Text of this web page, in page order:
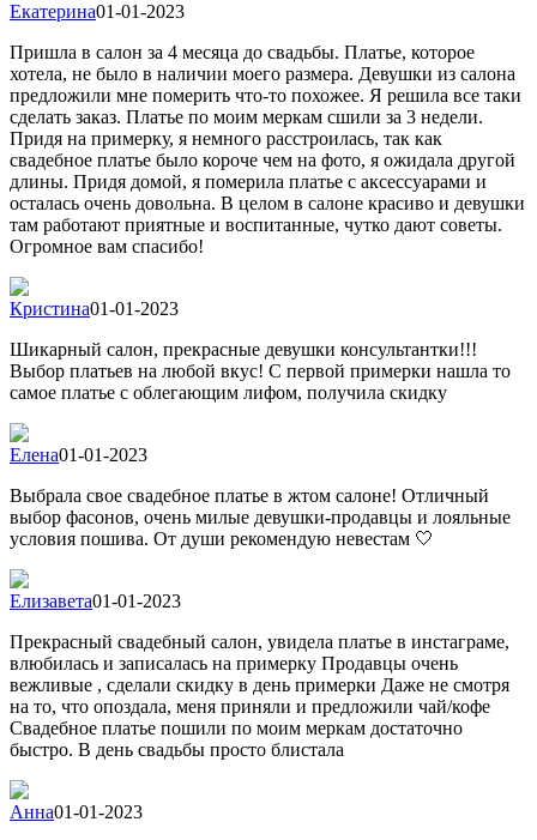
Екатерина01-01-2023
Пришла в салон за 4 месяца до свадьбы. Платье, которое
хотела, не было в наличии моего размера. Девушки из салона
предложили мне померить что-то похожее. Я решила все таки
сделать заказ. Платье по моим меркам сшили за 3 недели.
Придя на примерку, я немного расстроилась, так как
свадебное платье было короче чем на фото, я ожидала другой
длины. Придя домой, я померила платье с аксессуарами и
осталась очень довольна. В целом в салоне красиво и девушки
там работают приятные и воспитанные, чутко дают советы.
Огромное вам спасибо!
Кристина01-01-2023
Шикарный салон, прекрасные девушки консультантки!!!
Выбор платьев на любой вкус! С первой примерки нашла то
самое платье с облегающим лифом, получила скидку
Елена01-01-2023
Выбрала свое свадебное платье в жтом салоне! Отличный
выбор фасонов, очень милые девушки-продавцы и лояльные
условия пошива. От души рекомендую невестам 🤍
Елизавета01-01-2023
Прекрасный свадебный салон, увидела платье в инстаграме,
влюбилась и записалась на примерку Продавцы очень
вежливые , сделали скидку в день примерки Даже не смотря
на то, что опоздала, меня приняли и предложили чай/кофе
Свадебное платье пошили по моим меркам достаточно
быстро. В день свадьбы просто блистала
Анна01-01-2023